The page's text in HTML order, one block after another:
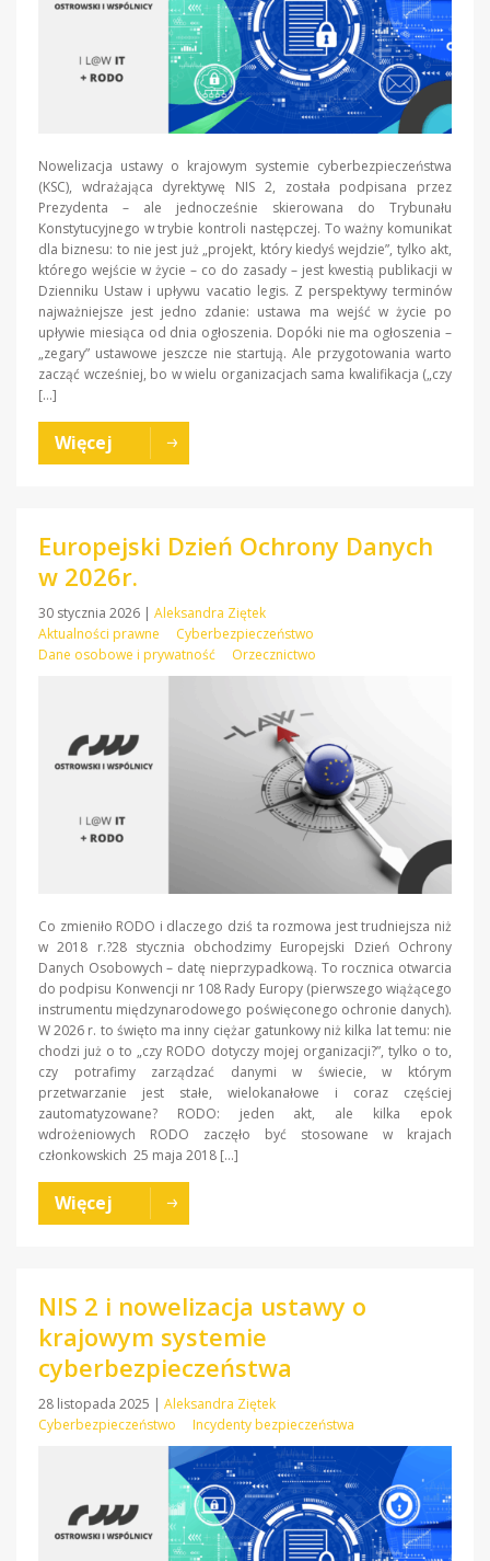
Nowelizacja ustawy o krajowym systemie cyberbezpieczeństwa
(KSC), wdrażająca dyrektywę NIS 2, została podpisana przez
Prezydenta – ale jednocześnie skierowana do Trybunału
Konstytucyjnego w trybie kontroli następczej. To ważny komunikat
dla biznesu: to nie jest już „projekt, który kiedyś wejdzie”, tylko akt,
którego wejście w życie – co do zasady – jest kwestią publikacji w
Dzienniku Ustaw i upływu vacatio legis. Z perspektywy terminów
najważniejsze jest jedno zdanie: ustawa ma wejść w życie po
upływie miesiąca od dnia ogłoszenia. Dopóki nie ma ogłoszenia –
„zegary” ustawowe jeszcze nie startują. Ale przygotowania warto
zacząć wcześniej, bo w wielu organizacjach sama kwalifikacja („czy
[…]
Więcej
Europejski Dzień Ochrony Danych
w 2026r.
30 stycznia 2026
Aleksandra Ziętek
Aktualności prawne
Cyberbezpieczeństwo
Dane osobowe i prywatność
Orzecznictwo
Co zmieniło RODO i dlaczego dziś ta rozmowa jest trudniejsza niż
w 2018 r.?28 stycznia obchodzimy Europejski Dzień Ochrony
Danych Osobowych – datę nieprzypadkową. To rocznica otwarcia
do podpisu Konwencji nr 108 Rady Europy (pierwszego wiążącego
instrumentu międzynarodowego poświęconego ochronie danych).
W 2026 r. to święto ma inny ciężar gatunkowy niż kilka lat temu: nie
chodzi już o to „czy RODO dotyczy mojej organizacji?”, tylko o to,
czy potrafimy zarządzać danymi w świecie, w którym
przetwarzanie jest stałe, wielokanałowe i coraz częściej
zautomatyzowane? RODO: jeden akt, ale kilka epok
wdrożeniowych RODO zaczęło być stosowane w krajach
członkowskich 25 maja 2018 […]
Więcej
NIS 2 i nowelizacja ustawy o
krajowym systemie
cyberbezpieczeństwa
28 listopada 2025 | Aleksandra Ziętek
Cyberbezpieczeństwo
Incydenty bezpieczeństwa